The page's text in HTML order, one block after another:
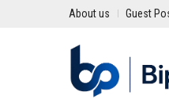
About us Guest